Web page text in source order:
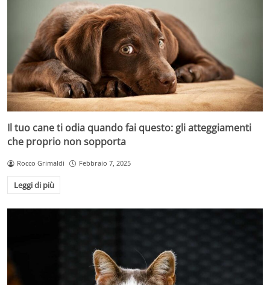
Il tuo cane ti odia quando fai questo: gli atteggiamenti
che proprio non sopporta
Rocco Grimaldi Febbraio 7, 2025
Leggi di più